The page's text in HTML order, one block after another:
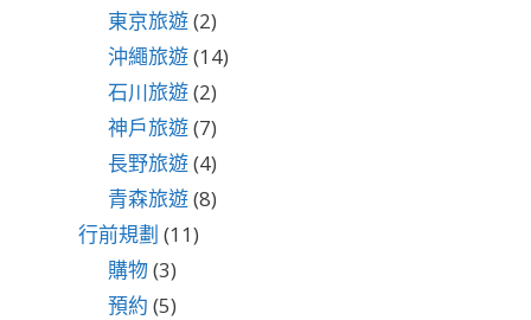
東京旅遊(2)
沖繩旅遊(14)
石川旅遊(2)
神戶旅遊(7)
長野旅遊(4)
青森旅遊(8)
行前規劃 (11)
購物(3)
預約 (5)